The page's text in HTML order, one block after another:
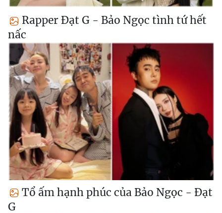
Rapper Đạt G - Bảo Ngọc tình tứ hết
nấc
Tổ ấm hạnh phúc của Bảo Ngọc - Đạt
G